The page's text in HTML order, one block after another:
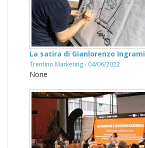
La satira di Gianlorenzo Ingrami
Trentino Marketing - 04/06/2022
None